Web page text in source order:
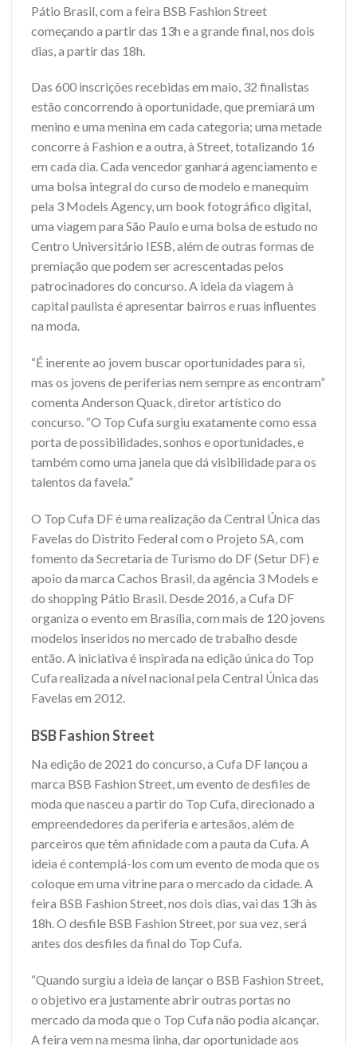
Pátio Brasil, com a feira BSB Fashion Street
começando a partir das 13h e a grande final, nos dois
dias, a partir das 18h.
Das 600 inscrições recebidas em maio, 32 finalistas
estão concorrendo à oportunidade, que premiará um
menino e uma menina em cada categoria; uma metade
concorre à Fashion e a outra, à Street, totalizando 16
em cada dia. Cada vencedor ganhará agenciamento e
uma bolsa integral do curso de modelo e manequim
pela 3 Models Agency, um book fotográfico digital,
uma viagem para São Paulo e uma bolsa de estudo no
Centro Universitário IESB, além de outras formas de
premiação que podem ser acrescentadas pelos
patrocinadores do concurso. A ideia da viagem à
capital paulista é apresentar bairros e ruas influentes
na moda.
“É inerente ao jovem buscar oportunidades para si,
mas os jovens de periferias nem sempre as encontram”
comenta Anderson Quack, diretor artístico do
concurso. “O Top Cufa surgiu exatamente como essa
porta de possibilidades, sonhos e oportunidades, e
também como uma janela que dá visibilidade para os
talentos da favela.”
O Top Cufa DF é uma realização da Central Única das
Favelas do Distrito Federal com o Projeto SA, com
fomento da Secretaria de Turismo do DF (Setur DF) e
apoio da marca Cachos Brasil, da agência 3 Models e
do shopping Pátio Brasil. Desde 2016, a Cufa DF
organiza o evento em Brasília, com mais de 120 jovens
modelos inseridos no mercado de trabalho desde
então. A iniciativa é inspirada na edição única do Top
Cufa realizada a nível nacional pela Central Única das
Favelas em 2012.
BSB Fashion Street
Na edição de 2021 do concurso, a Cufa DF lançou a
marca BSB Fashion Street, um evento de desfiles de
moda que nasceu a partir do Top Cufa, direcionado a
empreendedores da periferia e artesãos, além de
parceiros que têm afinidade com a pauta da Cufa. A
ideia é contemplá-los com um evento de moda que os
coloque em uma vitrine para o mercado da cidade. A
feira BSB Fashion Street, nos dois dias, vai das 13h às
18h. O desfile BSB Fashion Street, por sua vez, será
antes dos desfiles da final do Top Cufa.
“Quando surgiu a ideia de lançar o BSB Fashion Street,
o objetivo era justamente abrir outras portas no
mercado da moda que o Top Cufa não podia alcançar.
A feira vem na mesma linha, dar oportunidade aos